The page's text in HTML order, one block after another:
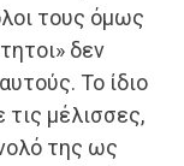
τους όμως
δεν
Το ίδιο
μέλισσες,
της ως